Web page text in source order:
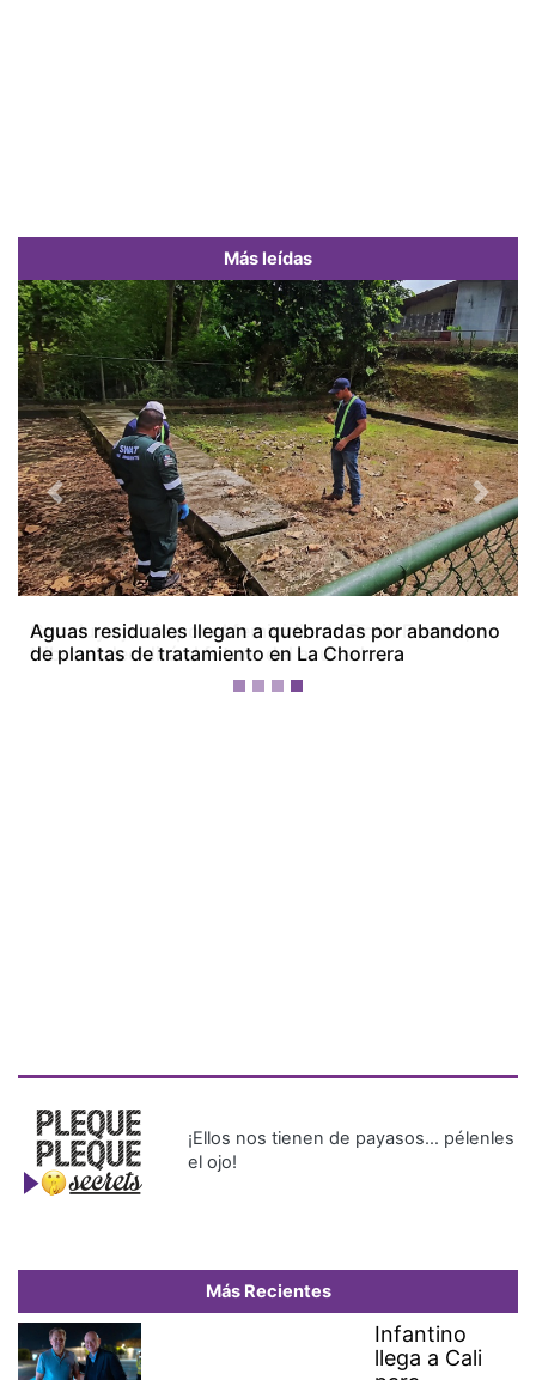
Más leídas
Concluye juicio por el femicidio de Doris Franco;
tribunal decidirá el futuro del acusado
Previous Next
¡Ellos nos tienen de payasos… pélenles
el ojo!
Más Recientes
Infantino
llega a Cali